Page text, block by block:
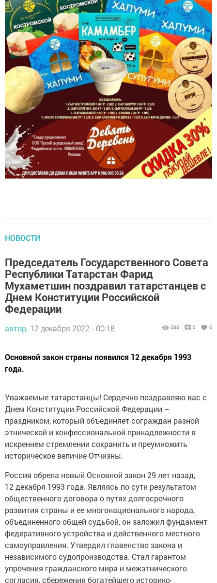
НОВОСТИ
Председатель Государственного Совета
Республики Татарстан Фарид
Мухаметшин поздравил татарстанцев с
Днем Конституции Российской
Федерации
автор, 12 декабря 2022 - 00:18 388 0 0
Основной закон страны появился 12 декабря 1993
года.
Уважаемые татарстанцы! Сердечно поздравляю вас с
Днем Конституции Российской Федерации –
праздником, который объединяет сограждан разной
этнической и конфессиональной принадлежности в
искреннем стремлении сохранить и преумножить
историческое величие Отчизны.
Россия обрела новый Основной закон 29 лет назад,
12 декабря 1993 года. Являясь по сути результатом
общественного договора о путях долгосрочного
развития страны и ее многонационального народа,
объединенного общей судьбой, он заложил фундамент
федеративного устройства и действенного местного
самоуправления. Утвердил главенство закона и
независимого судопроизводства. Стал гарантом
упрочения гражданского мира и межэтнического
согласия, сбережения богатейшего историко-